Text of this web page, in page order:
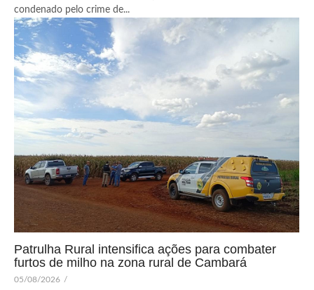
condenado pelo crime de...
Patrulha Rural intensifica ações para combater
furtos de milho na zona rural de Cambará
05/08/2026 /